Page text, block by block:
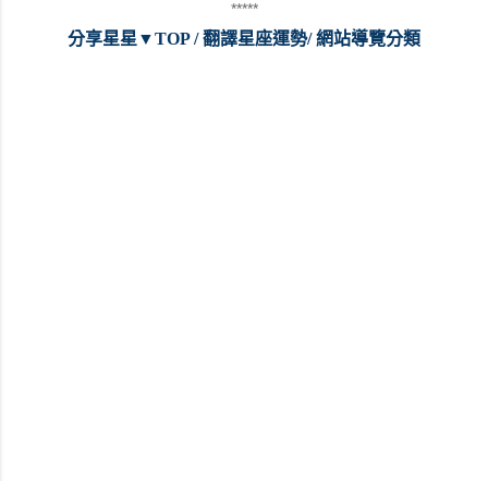
*****
分享星星▼TOP / 翻譯星座運勢/ 網站導覽分類